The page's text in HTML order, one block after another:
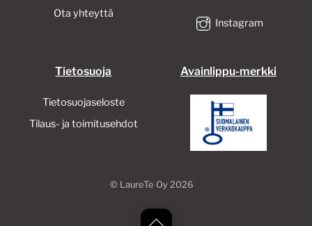
Ota yhteyttä
Instagram
Tietosuoja
Tietosuojaseloste
Tilaus- ja toimitusehdot
Avainlippu-merkki
Back
© LaureTe Oy2026